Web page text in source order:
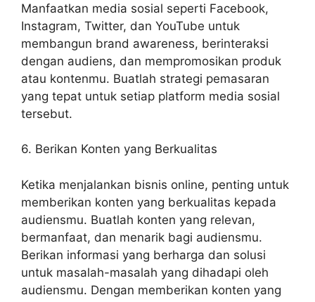
Manfaatkan media sosial seperti Facebook,
Instagram, Twitter, dan YouTube untuk
membangun brand awareness, berinteraksi
dengan audiens, dan mempromosikan produk
atau kontenmu. Buatlah strategi pemasaran
yang tepat untuk setiap platform media sosial
tersebut.
6. Berikan Konten yang Berkualitas
Ketika menjalankan bisnis online, penting untuk
memberikan konten yang berkualitas kepada
audiensmu. Buatlah konten yang relevan,
bermanfaat, dan menarik bagi audiensmu.
Berikan informasi yang berharga dan solusi
untuk masalah-masalah yang dihadapi oleh
audiensmu. Dengan memberikan konten yang